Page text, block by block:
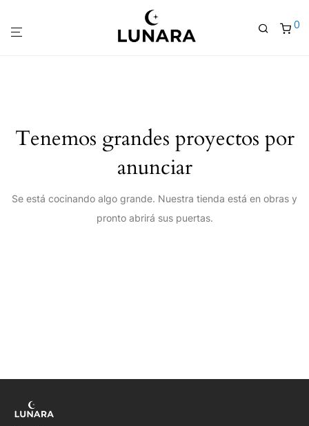
0
Tenemos grandes proyectos por
anunciar
Se está cocinando algo grande. Nuestra tienda está en obras y
pronto abrirá sus puertas.